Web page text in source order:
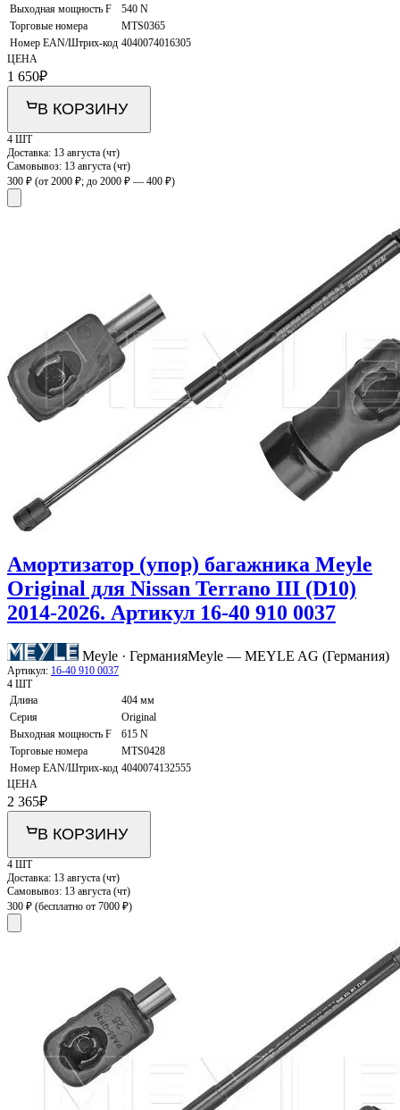
Выходная мощность F
540 N
Торговые номера
MTS0365
Номер EAN/Штрих-код 4040074016305
ЦЕНА
1 650₽
В КОРЗИНУ
4 ШТ
Доставка: 13 августа (чт)
Самовывоз: 13 августа (чт)
300 ₽ (от 2000 ₽; до 2000 ₽ — 400 ₽)
Амортизатор (упор) багажника Meyle
Original для Nissan Terrano III (D10)
2014-2026. Артикул 16-40 910 0037
Meyle · ГерманияMeyle — MEYLE AG (Германия)
Артикул: 16-40 910 0037
4 ШТ
Длина
404 мм
Серия
Original
Выходная мощность F
615 N
Торговые номера
MTS0428
Номер EAN/Штрих-код 4040074132555
ЦЕНА
2 365₽
В КОРЗИНУ
4 ШТ
Доставка: 13 августа (чт)
Самовывоз: 13 августа (чт)
300 ₽ (бесплатно от 7000 ₽)